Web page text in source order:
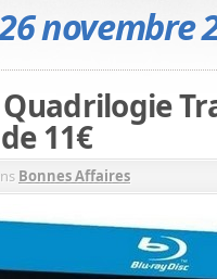
novembre
11€
Bonnes Affaires